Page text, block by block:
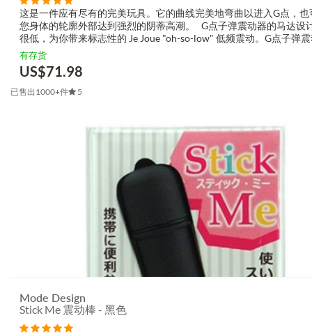
这是一件应有尽有的完美玩具。它的曲线完美地弯曲以进入G点，也
您身体的轮廓外部达到强烈的阴蒂高潮。 G点子弹震动器的马达设
很低，为你带来标志性的 Je Joue "oh-so-low" 低频震动。G点子弹
有5种速度和7种模式，可提供各种震动 - 从柔和到深沉的...
有存货
US$71.98
已售出1000+件 5
Mode Design
Stick Me 震动棒 - 黑色